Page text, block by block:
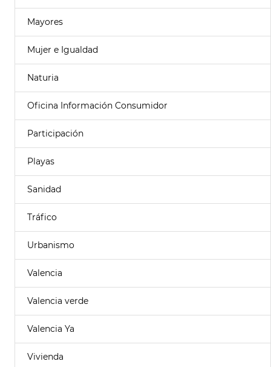
Mayores
Mujer e Igualdad
Naturia
Oficina Información Consumidor
Participación
Playas
Sanidad
Tráfico
Urbanismo
Valencia
Valencia verde
Valencia Ya
Vivienda